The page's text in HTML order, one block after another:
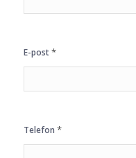
E-post*
Telefon *